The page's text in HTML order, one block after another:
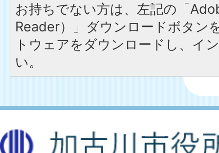
お持ちでない方は、左記の「
Reader）」ダウンロードボタン
トウェアをダウンロードし、イ
い。